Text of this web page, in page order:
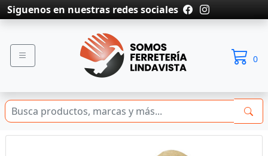
Siguenos en nuestras redes sociales
0